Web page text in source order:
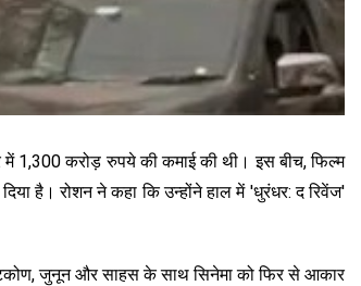
में 1,300 करोड़ रुपये की कमाई की थी। इस बीच, फिल्म
है। रोशन ने कहा कि उन्होंने हाल में 'धुरंधर: द रिवेंज'
जुनून और साहस के साथ सिनेमा को फिर से आकार